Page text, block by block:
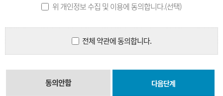
제3장 서비스 제공 및 이용
제8조 (서비스 이용)
① 당 사이트는 회원의 이용신청을 승낙한 때부터 서비스를 개시합니
② 당 사이트의 업무상 또는 기술상의 장애로 인하여 서비스를 개시하
④ 회원에 가입한 후라도 일부 서비스 이용 시 서비스 제공자의 요구
위 개인정보 수집 및 이용에 동의합니다.(선택)
전체 약관에 동의합니다.
동의안함